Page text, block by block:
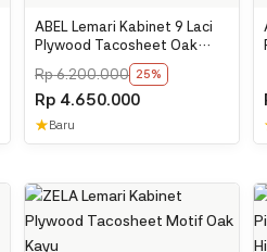
ABEL Lemari Kabinet 9 Laci
Plywood Tacosheet Oak
Rp6.200.000 25%
Rp 4.650.000
★Baru